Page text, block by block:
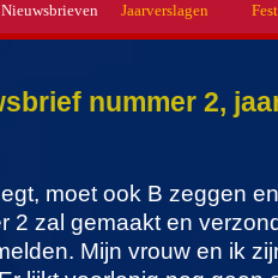
Nieuwsbrieven Jaarverslagen
nummer 2,
moet ook B zeggen
2 zal gemaakt en
Mijn vrouw en ik